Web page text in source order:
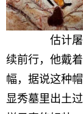
估计屠
续前行，他戴
幅，据说这种
显秀墓里出土